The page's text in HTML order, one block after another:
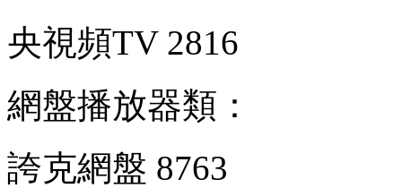
央視頻TV 2816
網盤播放器類：
誇克網盤 8763